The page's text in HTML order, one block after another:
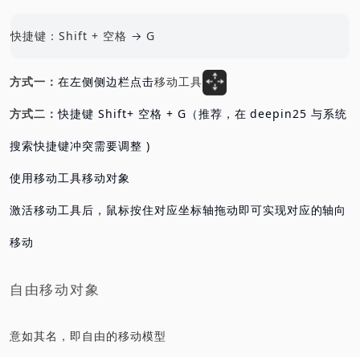
快捷键：Shift + 空格 → G
方式一： 在左侧侧边栏点击移动工具
方式二：快捷键 Shift+ 空格 + G（推荐，在 deepin25 与系统
搜索快捷键冲突需要调整 )
使用移动工具移动对象
激活移动工具后，鼠标按住对应坐标轴拖动即可实现对应的轴向
移动
自由移动对象
意如其名，即自由的移动模型
转载务必注明出处，谢谢。2025 年 8 月 27 日第一